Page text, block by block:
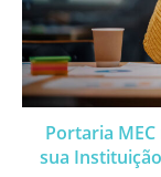
Portaria
sua